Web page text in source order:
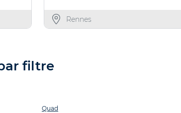
Rennes
filtre
Quad